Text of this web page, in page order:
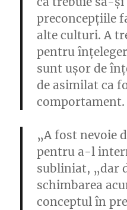
preconcepțiile
alte culturi. A
pentru
sunt ușor de
de asimilat ca
comportament.
„A fost nevoie
pentru a-l
subliniat, „dar
schimbarea
conceptul în